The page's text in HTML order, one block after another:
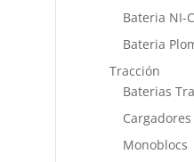
Bateria NI-
Bateria
Tracción
Baterias
Cargadores
Monoblocs